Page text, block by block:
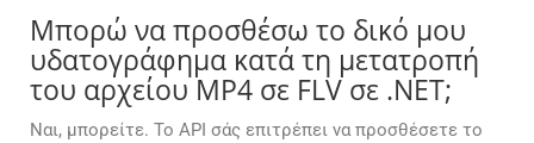
Μπορώ να προσθέσω το δικό μου
υδατογράφημα κατά τη μετατροπή
του αρχείου MP4 σε FLV σε .NET;
Ναι, μπορείτε. Το API σάς επιτρέπει να προσθέσετε το